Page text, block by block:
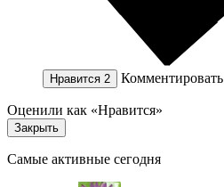
Нравится 2 Комментировать
Оценили как «Нравится»
Закрыть
Самые активные сегодня